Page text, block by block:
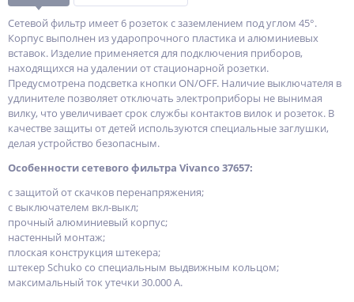
Сетевой фильтр имеет 6 розеток с заземлением под углом 45°.
Корпус выполнен из ударопрочного пластика и алюминиевых
вставок. Изделие применяется для подключения приборов,
находящихся на удалении от стационарной розетки.
Предусмотрена подсветка кнопки ON/OFF. Наличие выключателя в
удлинителе позволяет отключать электроприборы не вынимая
вилку, что увеличивает срок службы контактов вилок и розеток. В
качестве защиты от детей используются специальные заглушки,
делая устройство безопасным.
Особенности сетевого фильтра Vivanco 37657:
с защитой от скачков перенапряжения;
с выключателем вкл-выкл;
прочный алюминиевый корпус;
настенный монтаж;
плоская конструкция штекера;
штекер Schuko со специальным выдвижным кольцом;
максимальный ток утечки 30.000 А.